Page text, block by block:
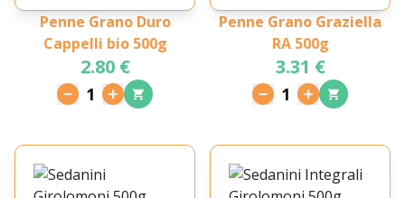
Penne Grano Duro
Cappelli bio 500g
2.80 €
1
Penne Grano Graziella
RA 500g
3.31 €
1